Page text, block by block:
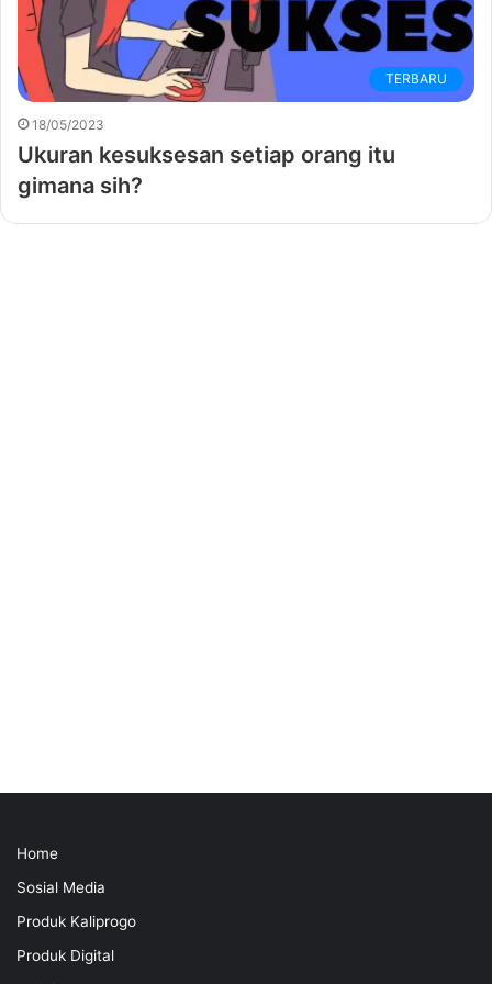
TERBARU
18/05/2023
Ukuran kesuksesan setiap orang itu
gimana sih?
Home
Sosial Media
Produk Kaliprogo
Produk Digital